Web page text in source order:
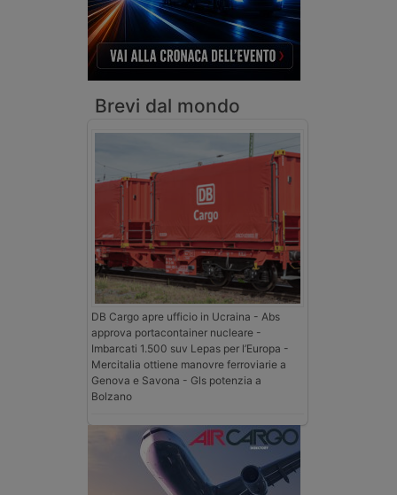
Brevi dal mondo
DB Cargo apre ufficio in Ucraina - Abs
approva portacontainer nucleare -
Imbarcati 1.500 suv Lepas per l’Europa -
Mercitalia ottiene manovre ferroviarie a
Genova e Savona - Gls potenzia a
Bolzano